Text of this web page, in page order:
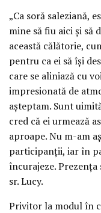
„Ca soră saleziană,
mine să fiu aici și să
această călătorie,
pentru ca ei să își
care se aliniază cu
impresionată de
așteptam. Sunt
cred că ei urmează
aproape. Nu m-am
participanții, iar în
încurajeze. Prezența
sr. Lucy.
Privitor la modul în